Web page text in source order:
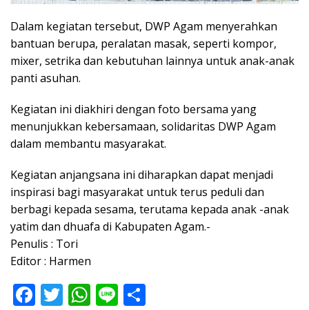
Dalam kegiatan tersebut, DWP Agam menyerahkan
bantuan berupa, peralatan masak, seperti kompor,
mixer, setrika dan kebutuhan lainnya untuk anak-anak
panti asuhan.
Kegiatan ini diakhiri dengan foto bersama yang
menunjukkan kebersamaan, solidaritas DWP Agam
dalam membantu masyarakat.
Kegiatan anjangsana ini diharapkan dapat menjadi
inspirasi bagi masyarakat untuk terus peduli dan
berbagi kepada sesama, terutama kepada anak -anak
yatim dan dhuafa di Kabupaten Agam.-
Penulis : Tori
Editor : Harmen
F T W Li